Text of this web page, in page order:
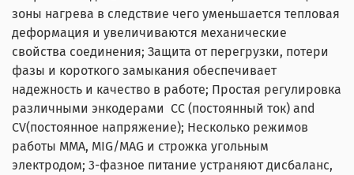
зоны нагрева в следствие чего уменьшается тепловая
деформация и увеличиваются механические
свойства соединения; Защита от перегрузки, потери
фазы и короткого замыкания обеспечивает
надежность и качество в работе; Простая регулировка
различными энкодерами CC (постоянный ток) and
CV(постоянное напряжение); Несколько режимов
работы MMA, MIG/MAG и строжка угольным
электродом; 3-фазное питание устраняют дисбаланс,